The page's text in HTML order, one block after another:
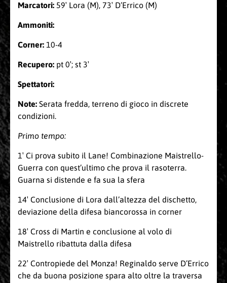
Marcatori: 59′ Lora (M), 73′ D’Errico (M)
Ammoniti:
Corner: 10-4
Recupero: pt 0′; st 3′
Spettatori:
Note: Serata fredda, terreno di gioco in discrete
condizioni.
Primo tempo:
1′ Ci prova subito il Lane! Combinazione Maistrello-
Guerra con quest’ultimo che prova il rasoterra.
Guarna si distende e fa sua la sfera
14′ Conclusione di Lora dall’altezza del dischetto,
deviazione della difesa biancorossa in corner
18′ Cross di Martin e conclusione al volo di
Maistrello ribattuta dalla difesa
22′ Contropiede del Monza! Reginaldo serve D’Errico
che da buona posizione spara alto oltre la traversa